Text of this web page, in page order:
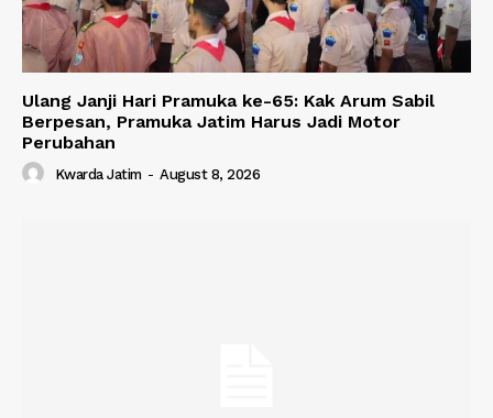
Ulang Janji Hari Pramuka ke-65: Kak Arum Sabil
Berpesan, Pramuka Jatim Harus Jadi Motor
Perubahan
Kwarda Jatim - August 8, 2026